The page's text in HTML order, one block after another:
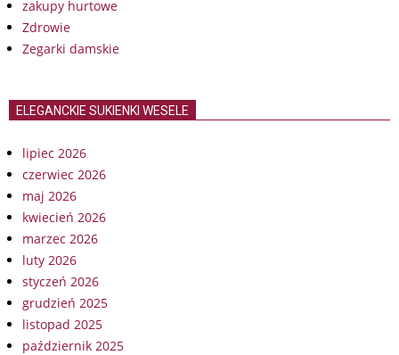
zakupy hurtowe
Zdrowie
Zegarki damskie
ELEGANCKIE SUKIENKI WESELE
lipiec 2026
czerwiec 2026
maj 2026
kwiecień 2026
marzec 2026
luty 2026
styczeń 2026
grudzień 2025
listopad 2025
październik 2025